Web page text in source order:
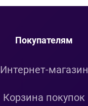
Покупателям
Интернет-магазин
Корзина покупок